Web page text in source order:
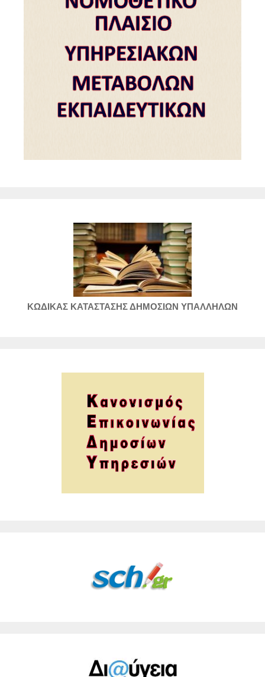
ΚΩΔΙΚΑΣ ΚΑΤΑΣΤΑΣΗΣ ΔΗΜΟΣΙΩΝ ΥΠΑΛΛΗΛΩΝ